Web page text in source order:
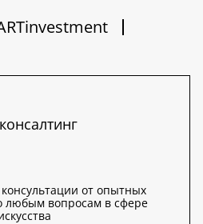
от опытных
любым вопросам в сфере